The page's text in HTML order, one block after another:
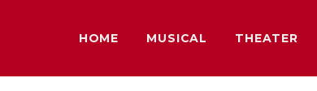
HOME MUSICAL THEATER